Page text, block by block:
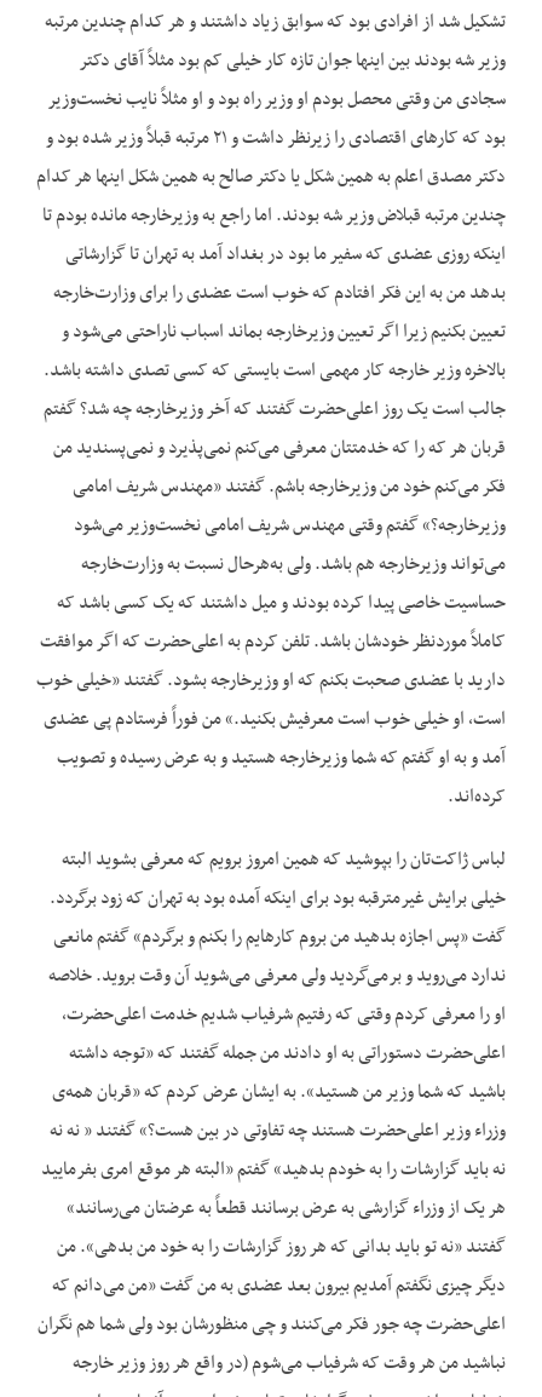
تشکیل شد از افرادی بود که سوابق زیاد داشتند و هر کدام چندین مرتبه
وزیر شه بودند بین اینها جوان تازه کار خیلی کم بود مثلاً آقای دکتر
سجادی من وقتی محصل بودم او وزیر راه بود و او مثلاً نایب نخست‌وزیر
بود که کارهای اقتصادی را زیرنظر داشت و ۲۱ مرتبه قبلاً وزیر شده بود و
دکتر مصدق اعلم به همین شکل یا دکتر صالح به همین شکل اینها هر کدام
چندین مرتبه قبلاض وزیر شه بودند. اما راجع به وزیرخارجه مانده بودم تا
اینکه روزی عضدی که سفیر ما بود در بغداد آمد به تهران تا گزارشاتی
بدهد من به این فکر افتادم که خوب است عضدی را برای وزارت‌خارجه
تعیین بکنیم زیرا اگر تعیین وزیرخارجه بماند اسباب ناراحتی می‌شود و
بالاخره وزیر خارجه کار مهمی است بایستی که کسی تصدی داشته باشد.
جالب است یک روز اعلی‌حضرت گفتند که آخر وزیرخارجه چه شد؟ گفتم
قربان هر که را که خدمتتان معرفی می‌کنم نمی‌پذیرد و نمی‌پسندید من
فکر می‌کنم خود من وزیرخارجه باشم. گفتند «مهندس شریف امامی
وزیرخارجه؟» گفتم وقتی مهندس شریف امامی نخست‌وزیر می‌شود
می‌تواند وزیرخارجه هم باشد. ولی به‌هرحال نسبت به وزارت‌خارجه
حساسیت خاصی پیدا کرده بودند و میل داشتند که یک کسی باشد که
کاملاً موردنظر خودشان باشد. تلفن کردم به اعلی‌حضرت که اگر موافقت
دارید با عضدی صحبت بکنم که او وزیرخارجه بشود. گفتند «خیلی خوب
است، او خیلی خوب است معرفیش بکنید.» من فوراً فرستادم پی عضدی
آمد و به او گفتم که شما وزیرخارجه هستید و به عرض رسیده و تصویب
کرده‌اند.
لباس ژاکت‌تان را بپوشید که همین امروز برویم که معرفی بشوید البته
خیلی برایش غیرمترقبه بود برای اینکه آمده بود به تهران که زود برگردد.
گفت «پس اجازه بدهید من بروم کارهایم را بکنم و برگردم» گفتم مانعی
ندارد می‌روید و برمی‌گردید ولی معرفی می‌شوید آن وقت بروید. خلاصه
او را معرفی کردم وقتی که رفتیم شرفیاب شدیم خدمت اعلی‌حضرت،
اعلی‌حضرت دستوراتی به او دادند من جمله گفتند که «توجه داشته
باشید که شما وزیر من هستید». به ایشان عرض کردم که «قربان همه‌ی
وزراء وزیر اعلی‌حضرت هستند چه تفاوتی در بین هست؟» گفتند « نه نه
نه باید گزارشات را به خودم بدهید» گفتم «البته هر موقع امری بفرمایید
هر یک از وزراء گزارشی به عرض برسانند قطعاً به عرضتان می‌رسانند»
گفتند «نه تو باید بدانی که هر روز گزارشات را به خود من بدهی». من
دیگر چیزی نگفتم آمدیم بیرون بعد عضدی به من گفت «من می‌دانم که
اعلی‌حضرت چه جور فکر می‌کنند و چی منظورشان بود ولی شما هم نگران
نباشید من هر وقت که شرفیاب می‌شوم (در واقع هر روز وزیر خارجه